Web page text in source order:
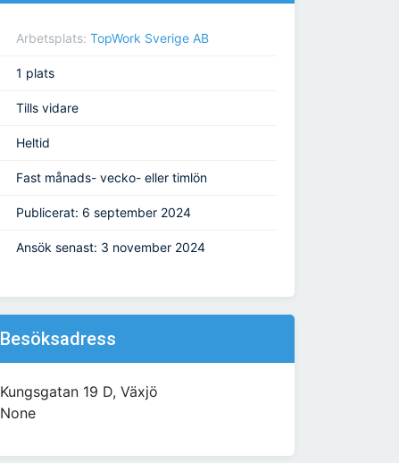
Arbetsplats: TopWork Sverige AB
1 plats
Tills vidare
Heltid
Fast månads- vecko- eller timlön
Publicerat: 6 september 2024
Ansök senast: 3 november 2024
Besöksadress
Kungsgatan 19 D, Växjö
None